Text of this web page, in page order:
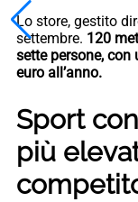
Lo store, gestito
settembre. 120
sette persone,
euro all’anno.
Sport
più